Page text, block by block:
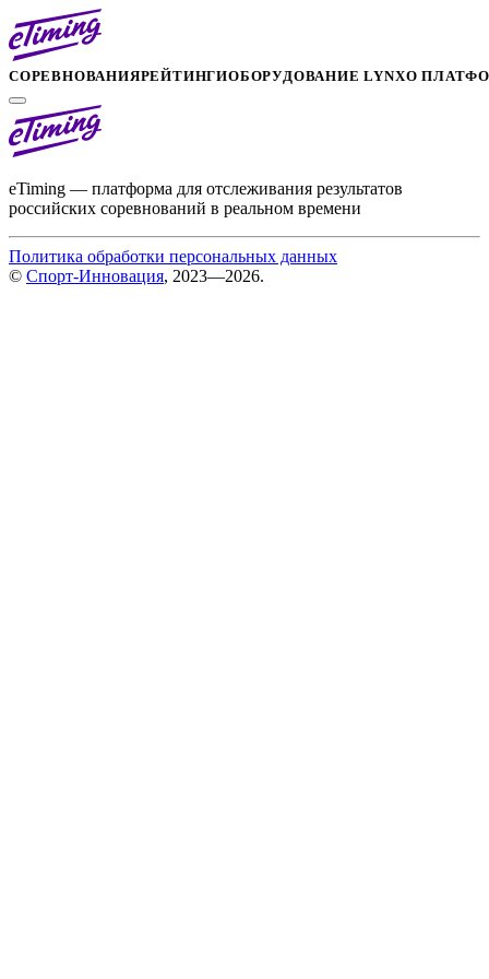
СОРЕВНОВАНИЯРЕЙТИНГИОБОРУДОВАНИЕ LYNXО
eTiming — платформа для отслеживания результатов
российских соревнований в реальном времени
Политика обработки персональных данных
© Спорт-Инновация, 2023—2026.